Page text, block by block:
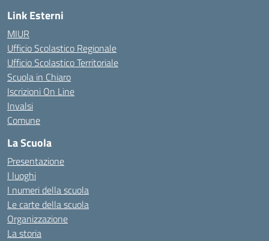
Link Esterni
MIUR
Ufficio Scolastico Regionale
Ufficio Scolastico Territoriale
Scuola in Chiaro
Iscrizioni On Line
Invalsi
Comune
La Scuola
Presentazione
I luoghi
I numeri della scuola
Le carte della scuola
Organizzazione
La storia